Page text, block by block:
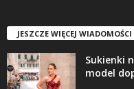
JESZCZE WIĘCEJ WIADOMOŚCI
Sukienki
model